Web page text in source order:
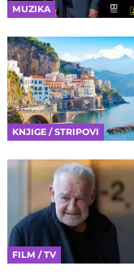
MUZIKA
KNJIGE / STRIPOVI
FILM / TV